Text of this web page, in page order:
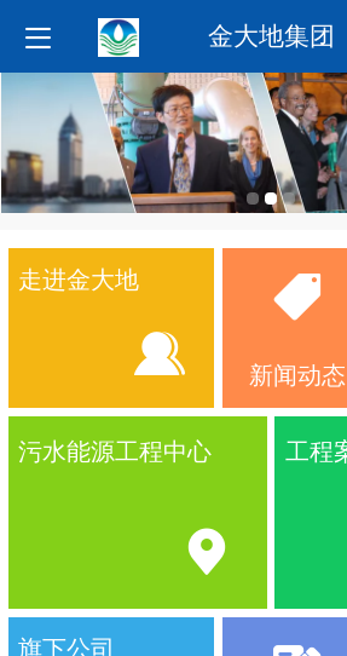
金大地集团
走进金大地
新闻动态
污水能源工程中心 工程
旗下公司